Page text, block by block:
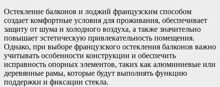
Остекление балконов и лоджий французским способом
создает комфортные условия для проживания, обеспечивает
защиту от шума и холодного воздуха, а также значительно
повышает эстетическую привлекательность помещения.
Однако, при выборе французского остекления балконов важно
учитывать особенности конструкции и обеспечить
исправность опорных элементов, таких как алюминиевые или
деревянные рамы, которые будут выполнять функцию
поддержки и фиксации стекла.